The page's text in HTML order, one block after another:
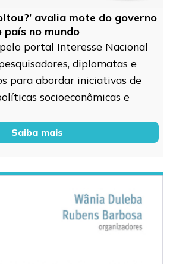
avalia mote do governo
país no mundo
portal Interesse Nacional
diplomatas e
para abordar iniciativas de
socioeconômicas e
Saiba mais